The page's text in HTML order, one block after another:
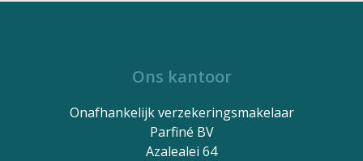
Ons kantoor
Onafhankelijk verzekeringsmakelaar
Parfiné BV
Azalealei 64